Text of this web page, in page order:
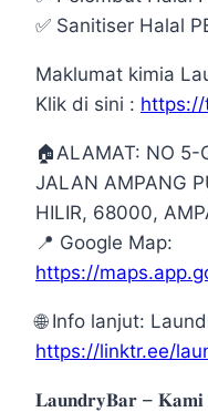
✅ Sanitiser Halal
Maklumat kimia
Klik di sini : https://
🏠ALAMAT: NO 5-
JALAN AMPANG
HILIR, 68000,
📍 Google Map:
https://
🌐 Info lanjut:
https://linktr.ee/
𝐋𝐚𝐮𝐧𝐝𝐫𝐲𝐁𝐚𝐫 – 𝐊𝐚𝐦𝐢